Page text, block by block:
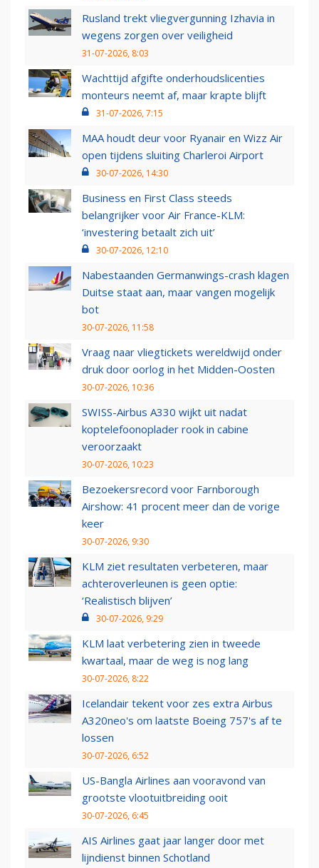
Rusland trekt vliegvergunning Izhavia in
wegens zorgen over veiligheid
31-07-2026, 8:03
Wachttijd afgifte onderhoudslicenties
monteurs neemt af, maar krapte blijft
31-07-2026, 7:15
MAA houdt deur voor Ryanair en Wizz Air
open tijdens sluiting Charleroi Airport
30-07-2026, 14:30
Business en First Class steeds
belangrijker voor Air France-KLM:
‘investering betaalt zich uit’
30-07-2026, 12:10
Nabestaanden Germanwings-crash klagen
Duitse staat aan, maar vangen mogelijk
bot
30-07-2026, 11:58
Vraag naar vliegtickets wereldwijd onder
druk door oorlog in het Midden-Oosten
30-07-2026, 10:36
SWISS-Airbus A330 wijkt uit nadat
koptelefoonoplader rook in cabine
veroorzaakt
30-07-2026, 10:23
Bezoekersrecord voor Farnborough
Airshow: 41 procent meer dan de vorige
keer
30-07-2026, 9:30
KLM ziet resultaten verbeteren, maar
achteroverleunen is geen optie:
‘Realistisch blijven’
30-07-2026, 9:29
KLM laat verbetering zien in tweede
kwartaal, maar de weg is nog lang
30-07-2026, 8:22
Icelandair tekent voor zes extra Airbus
A320neo's om laatste Boeing 757's af te
lossen
30-07-2026, 6:52
US-Bangla Airlines aan vooravond van
grootste vlootuitbreiding ooit
30-07-2026, 6:45
AIS Airlines gaat jaar langer door met
lijndienst binnen Schotland